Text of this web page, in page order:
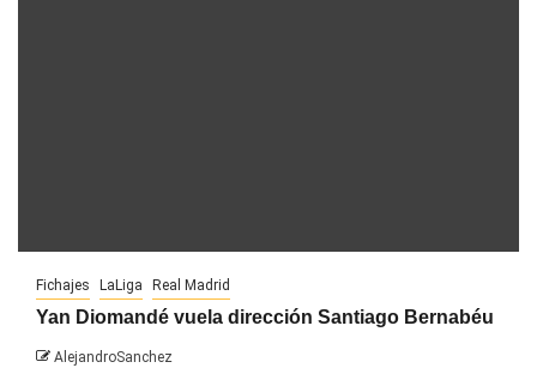
Fichajes LaLiga Real Madrid
Yan Diomandé vuela dirección Santiago Bernabéu
AlejandroSanchez